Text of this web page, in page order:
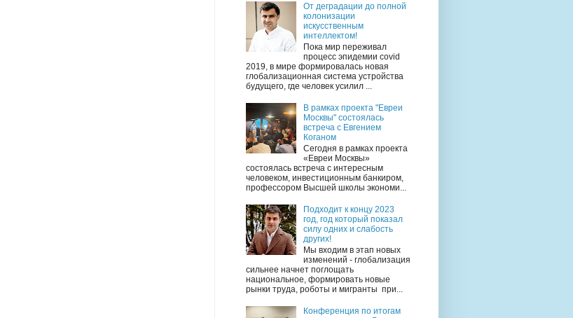
От деградации до полной
колонизации
искусственным
интеллектом!
Пока мир переживал
процесс эпидемии covid
2019, в мире формировалась новая
глобализационная система устройства
будущего, где человек усилил ...
В рамках проекта "Евреи
Москвы" состоялась
встреча с Евгением
Коганом
Сегодня в рамках проекта
«Евреи Москвы»
состоялась встреча с интересным
человеком, инвестиционным банкиром,
профессором Высшей школы экономи...
Подходит к концу 2023
год, год который показал
силу одних и слабость
других!
Мы входим в этап новых
изменений - глобализация
сильнее начнет поглощать
национальное, формировать новые
рынки труда, роботы и мигранты при...
Конференция по итогам